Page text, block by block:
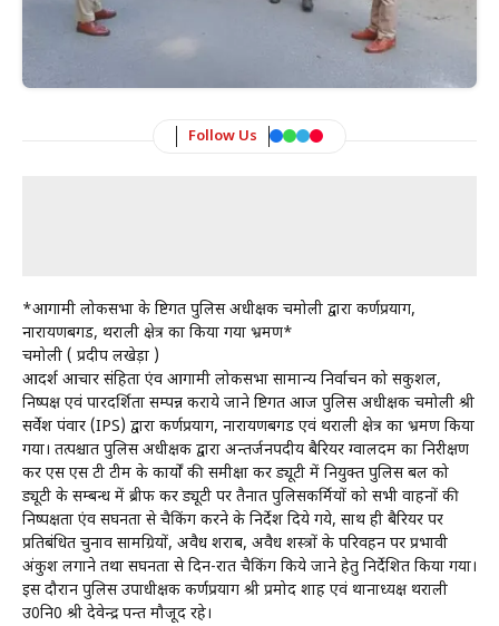
Follow Us
*आगामी लोकसभा के दृष्टिगत पुलिस अधीक्षक चमोली द्वारा कर्णप्रयाग,
नारायणबगड, थराली क्षेत्र का किया गया भ्रमण*
चमोली ( प्रदीप लखेड़ा )
आदर्श आचार संहिता एंव आगामी लोकसभा सामान्य निर्वाचन को सकुशल,
निष्पक्ष एवं पारदर्शिता सम्पन्न कराये जाने दृष्टिगत आज पुलिस अधीक्षक चमोली श्री
सर्वेश पंवार (IPS) द्वारा कर्णप्रयाग, नारायणबगड एवं थराली क्षेत्र का भ्रमण किया
गया। तत्पश्चात पुलिस अधीक्षक द्वारा अन्तर्जनपदीय बैरियर ग्वालदम का निरीक्षण
कर एस एस टी टीम के कार्यों की समीक्षा कर ड्यूटी में नियुक्त पुलिस बल को
ड्यूटी के सम्बन्ध में ब्रीफ कर ड्यूटी पर तैनात पुलिसकर्मियों को सभी वाहनों की
निष्पक्षता एंव सघनता से चैकिंग करने के निर्देश दिये गये, साथ ही बैरियर पर
प्रतिबंधित चुनाव सामग्रियों, अवैध शराब, अवैध शस्त्रों के परिवहन पर प्रभावी
अंकुश लगाने तथा सघनता से दिन-रात चैकिंग किये जाने हेतु निर्देशित किया गया।
इस दौरान पुलिस उपाधीक्षक कर्णप्रयाग श्री प्रमोद शाह एवं थानाध्यक्ष थराली
उ0नि0 श्री देवेन्द्र पन्त मौजूद रहे।